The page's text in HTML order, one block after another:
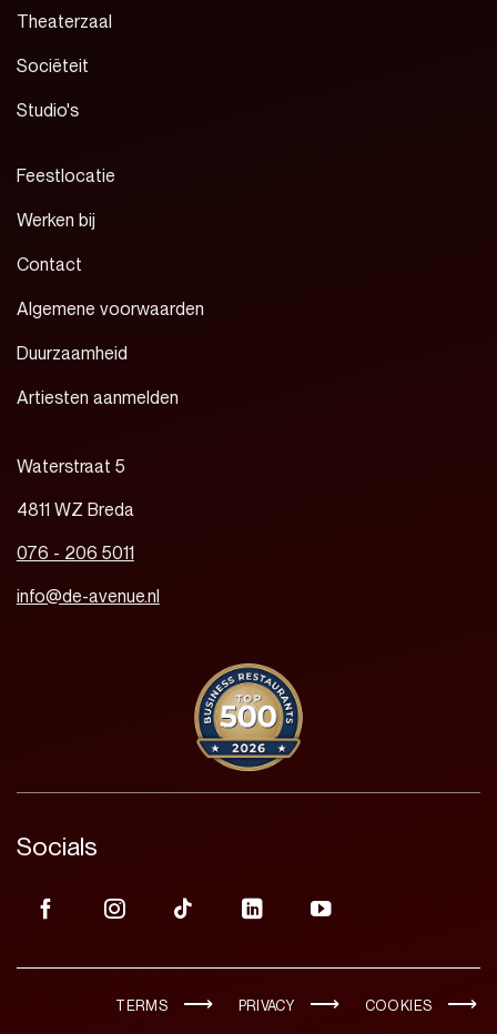
Theaterzaal
Sociëteit
Studio's
Feestlocatie
Werken bij
Contact
Algemene voorwaarden
Duurzaamheid
Artiesten aanmelden
Waterstraat 5
4811 WZ Breda
076 - 206 5011
info@de-avenue.nl
Socials
TERMS PRIVACY COOKIES